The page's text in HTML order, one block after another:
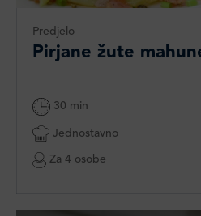
Predjelo
Pirjane žute
30 min
Jednostavno
Za 4 osobe